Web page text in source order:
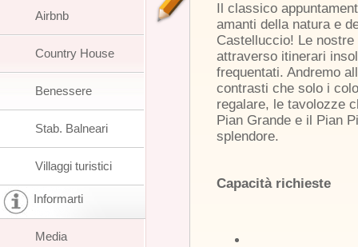
Il classico
amanti della natura e
Castelluccio! Le
attraverso itinerari
frequentati. Andremo
contrasti che solo i
regalare, le tavolozze
Pian Grande e il Pian
splendore.
Capacità richieste
Airbnb
Country House
Benessere
Stab. Balneari
Villaggi turistici
Informarti
Media